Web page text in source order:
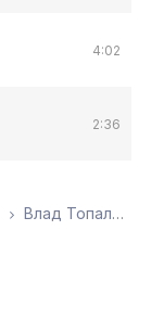
4:02
2:36
Влад Топалов, Регина Тодоренко - Знают небеса